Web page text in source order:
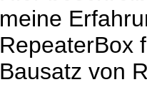
meine
RepeaterBox
Bausatz von